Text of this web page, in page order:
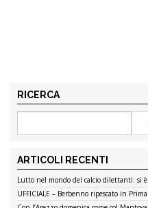
RICERCA
ARTICOLI RECENTI
Lutto nel mondo del calcio dilettanti: si
UFFICIALE – Berbenno ripescato in